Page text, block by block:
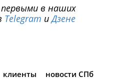
в наших
Telegram иДзене
клиенты
новости СПб